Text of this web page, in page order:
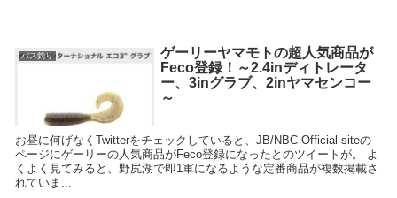
バス釣り
ゲーリーヤマモトの超人気商品が
Feco登録！～2.4inディトレータ
ー、3inグラブ、2inヤマセンコー
～
お昼に何げなくTwitterをチェックしていると、JB/NBC Official siteの
ページにゲーリーの人気商品がFeco登録になったとのツイートが。 よ
くよく見てみると、野尻湖で即1軍になるような定番商品が複数掲載さ
れていま...